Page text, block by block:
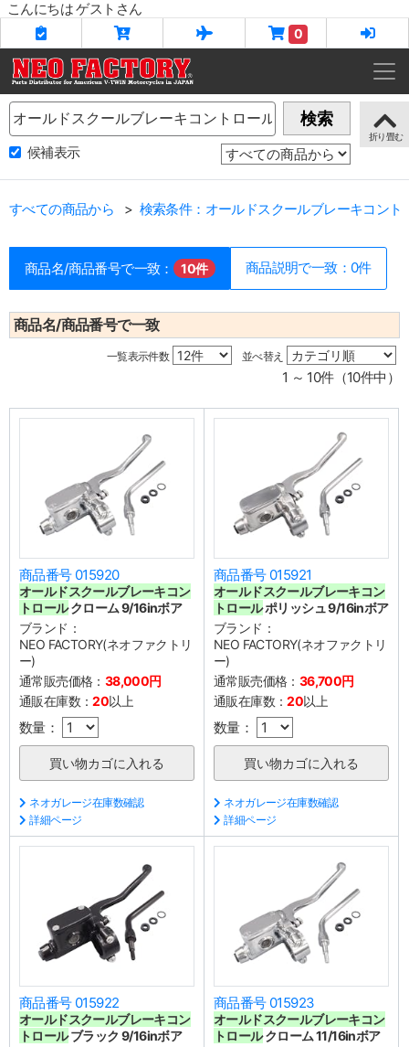
こんにちは ゲストさん
0
Name 検索
候補表示
すべての商品から 検索条件：オールドスクールブレーキコント
商品名/商品番号で一致： 10件 商品説明で一致：0件
商品名/商品番号で一致
一覧表示件数 並べ替え
1 ～ 10件（10件中）
商品番号 015920
オールドスクールブレーキコン
トロールクローム 9/16inボア
ブランド：
NEO FACTORY(ネオファクトリ
ー)
通常販売価格： 38,000円
通販在庫数：20以上
数量：
ネオガレージ在庫数確認
詳細ページ
商品番号 015921
オールドスクールブレーキコン
トロールポリッシュ 9/16inボア
ブランド：
NEO FACTORY(ネオファクトリ
ー)
通常販売価格： 36,700円
通販在庫数：20以上
数量：
ネオガレージ在庫数確認
詳細ページ
商品番号 015922
オールドスクールブレーキコン
トロールブラック 9/16inボア
商品番号 015923
オールドスクールブレーキコン
トロールクローム 11/16inボア